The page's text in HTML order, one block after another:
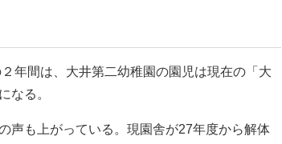
年間は、大井第二幼稚園の園児は現在の「大
なる。
声も上がっている。現園舎が27年度から解体